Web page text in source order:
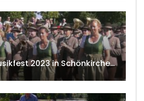
Bezirksmusikfest 2023 in Schönkirchen-Reyersdorf